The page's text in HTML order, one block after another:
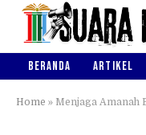
BERANDA ARTIKEL
Home » Menjaga Amanah Bumi: